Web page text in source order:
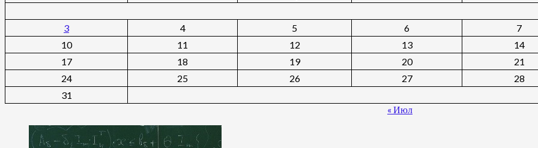
3 4 5 6
7
10
11 12 13
14
17
18 19 20
21
24
25 26 27
28
31
« Июл